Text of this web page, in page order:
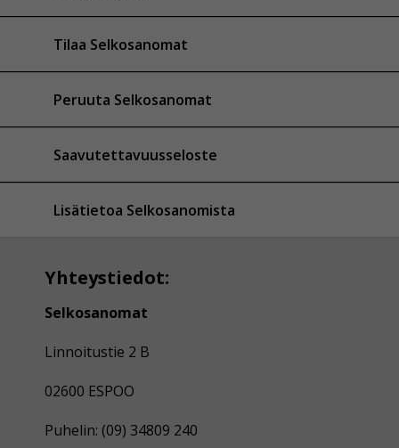
Tilaa Selkosanomat
Peruuta Selkosanomat
Saavutettavuusseloste
Lisätietoa Selkosanomista
Yhteystiedot:
Selkosanomat
Linnoitustie 2 B
02600 ESPOO
Puhelin: (09) 34809 240